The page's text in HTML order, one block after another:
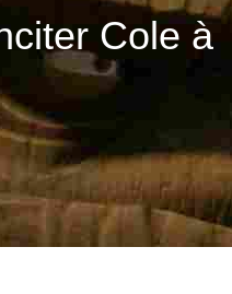
Cole à